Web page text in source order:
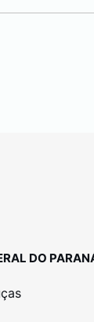
DO